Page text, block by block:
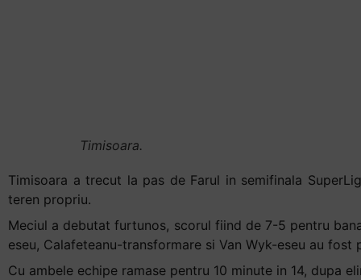
Timisoara.
Timisoara a trecut la pas de Farul in semifinala
teren propriu.
Meciul a debutat furtunos, scorul fiind de 7-5 pentru
eseu, Calafeteanu-transformare si Van Wyk-eseu au
Cu ambele echipe ramase pentru 10 minute in 14, dupa